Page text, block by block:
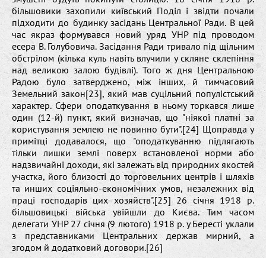
більшовики захопили київський Поділ і звідти почали
підходити до будинку засідань Центральної Ради. В цей
час якраз формувався новий уряд УНР під проводом
есера В. Голубовича. Засідання Ради тривало під щільним
обстрілом (кілька куль навіть влучили у скляне склепіння
над великою залою будівлі). Того ж дня Центральною
Радою було затверджено, між інших, й тимчасовий
Земельний закон[23], який мав суцільний популістський
характер. Сфери оподаткування в ньому торкався лише
один (12-й) пункт, який визначав, що "ніякої платні за
користування землею не повинно бути".[24] Щоправда у
примітці додавалося, що "оподаткуванню підлягають
тільки лишки землі поверх встановленої норми або
надзвичайні доходи, які залежать від природних якостей
участка, його близості до торговельних центрів і шляхів
та инших соціяльно-економічних умов, незалежних від
праці господарів цих хозяйств".[25] 26 січня 1918 р.
більшовицькі війська увійшли до Києва. Тим часом
делегати УНР 27 січня (9 лютого) 1918 р. у Бересті уклали
з представниками Центральних держав мирний, а
згодом й додатковий договори.[26]